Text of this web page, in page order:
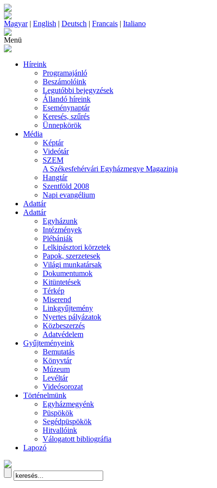
Magyar| English | Deutsch | Francais | Italiano
Menü
Híreink
Programajánló
Beszámolóink
Legutóbbi bejegyzések
Állandó híreink
Eseménynaptár
Keresés, szűrés
Ünnepkörök
Média
Képtár
Videótár
SZEM
A Székesfehérvári Egyházmegye Magazinja
Hangtár
Szentföld 2008
Napi evangélium
Adattár
Adattár
Egyházunk
Intézmények
Plébániák
Lelkipásztori körzetek
Papok, szerzetesek
Világi munkatársak
Dokumentumok
Kitüntetések
Térkép
Miserend
Linkgyűjtemény
Nyertes pályázatok
Közbeszerzés
Adatvédelem
Gyűjteményeink
Bemutatás
Könyvtár
Múzeum
Levéltár
Videósorozat
Történelmünk
Egyházmegyénk
Püspökök
Segédpüspökök
Hitvallóink
Válogatott bibliográfia
Lapozó